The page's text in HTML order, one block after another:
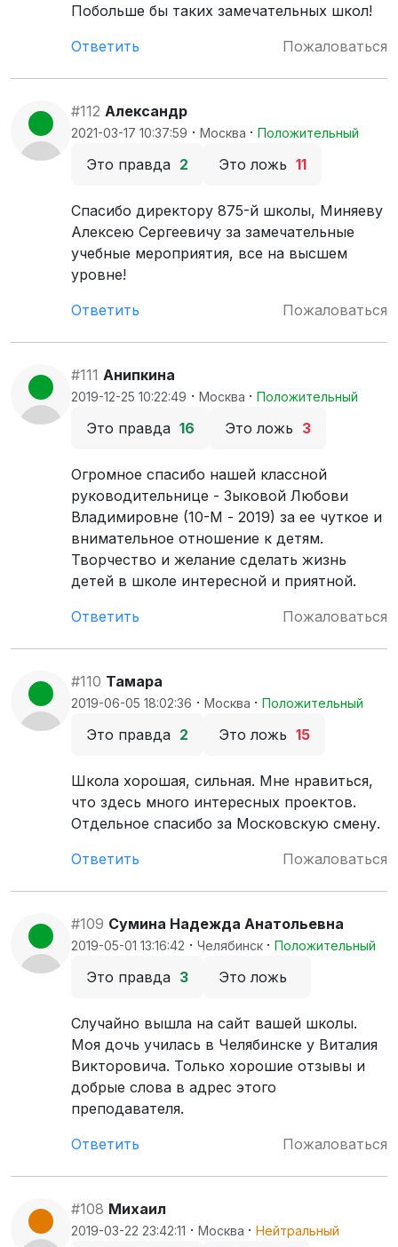
Побольше бы таких замечательных школ!
Ответить
Пожаловаться
#112 Александр
2021-03-17 10:37:59 · Москва · Положительный
Это правда 2 Это ложь 11
Спасибо директору 875-й школы, Миняеву
Алексею Сергеевичу за замечательные
учебные мероприятия, все на высшем
уровне!
Ответить
Пожаловаться
#111 Анипкина
2019-12-25 10:22:49 · Москва · Положительный
Это правда 16 Это ложь 3
Огромное спасибо нашей классной
руководительнице - Зыковой Любови
Владимировне (10-М - 2019) за ее чуткое и
внимательное отношение к детям.
Творчество и желание сделать жизнь
детей в школе интересной и приятной.
Ответить
Пожаловаться
#110 Тамара
2019-06-05 18:02:36 · Москва · Положительный
Это правда 2 Это ложь 15
Школа хорошая, сильная. Мне нравиться,
что здесь много интересных проектов.
Отдельное спасибо за Московскую смену.
Ответить
Пожаловаться
#109 Сумина Надежда Анатольевна
2019-05-01 13:16:42 · Челябинск · Положительный
Это правда 3 Это ложь
Случайно вышла на сайт вашей школы.
Моя дочь училась в Челябинске у Виталия
Викторовича. Только хорошие отзывы и
добрые слова в адрес этого
преподавателя.
Ответить
Пожаловаться
#108 Михаил
2019-03-22 23:42:11 · Москва · Нейтральный